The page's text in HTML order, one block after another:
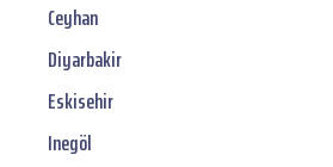
Ceyhan
Diyarbakir
Eskisehir
Inegöl